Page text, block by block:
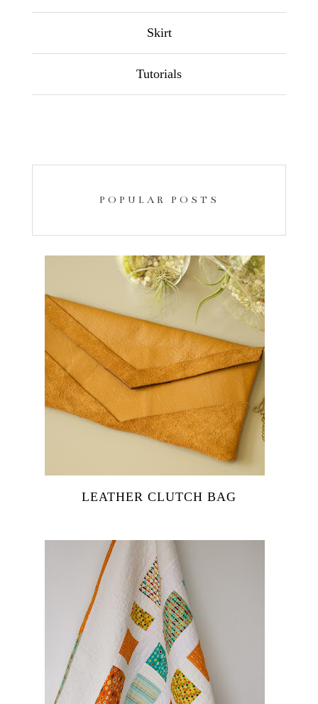
Skirt
Tutorials
POPULAR POSTS
LEATHER CLUTCH BAG